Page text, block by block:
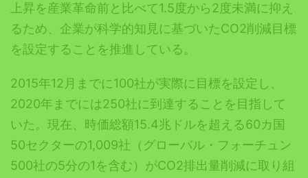
上昇を産業革命前と比べて1.5度から2度未満に抑え
るため、企業が科学的知見に基づいたCO2削減目標
を設定することを推進している。
2015年12月までに100社が実際に目標を設定し、
2020年までには250社に到達することを目指して
いた。現在、時価総額15.4兆ドルを超える60カ国
50セクターの1,009社（グローバル・フォーチュン
500社の5分の1を含む）がCO2排出量削減に取り組